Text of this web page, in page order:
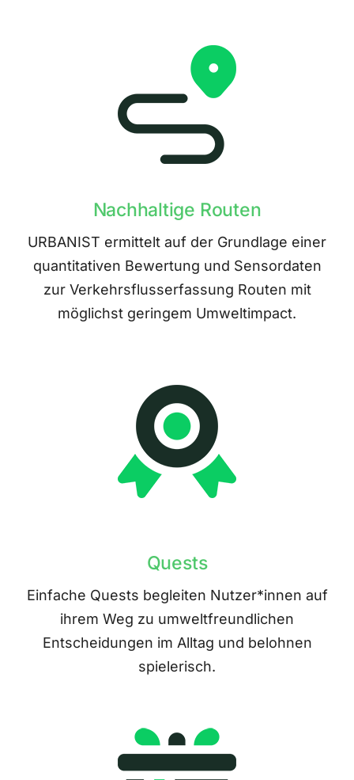
Nachhaltige Routen
URBANIST ermittelt auf der Grundlage einer
quantitativen Bewertung und Sensordaten
zur Verkehrsflusserfassung Routen mit
möglichst geringem Umweltimpact.
Quests
Einfache Quests begleiten Nutzer*innen auf
ihrem Weg zu umweltfreundlichen
Entscheidungen im Alltag und belohnen
spielerisch.